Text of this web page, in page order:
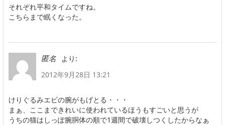
それぞれ平和タイムですね。
こちらまで眠くなった。
匿名
より:
2012年9月28日 13:21
けりぐるみエビの腕がもげとる・・・
まぁ、ここまできれいに使われているほうもすごいと思うが
うちの猫はしっぽ腕胴体の順で1週間で破壊しつくしたからなぁ